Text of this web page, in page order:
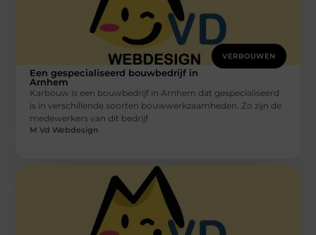
VERBOUWEN
Een gespecialiseerd bouwbedrijf in
Arnhem
Karbouw is een bouwbedrijf in Arnhem dat gespecialiseerd
is in verschillende soorten bouwwerkzaamheden. Zo zijn de
medewerkers van dit bedrijf
M Vd Webdesign